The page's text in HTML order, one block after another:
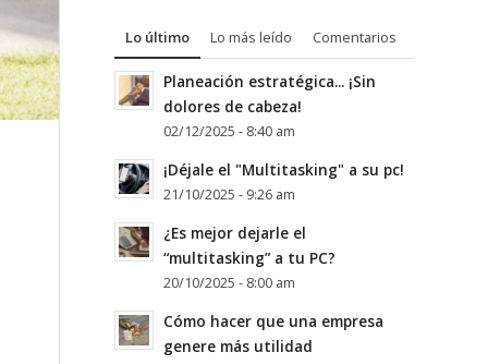
Lo último Lo más leído Comentarios
Planeación estratégica... ¡Sin
dolores de cabeza!
02/12/2025 - 8:40 am
¡Déjale el "Multitasking" a su pc!
21/10/2025 - 9:26 am
¿Es mejor dejarle el
“multitasking” a tu PC?
20/10/2025 - 8:00 am
Cómo hacer que una empresa
genere más utilidad